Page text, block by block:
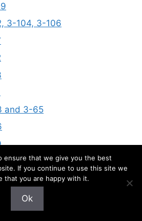
3-104, 3-106
and 3-65
ensure that we give you the best
If you continue to use this site we
that you are happy with it.
Ok